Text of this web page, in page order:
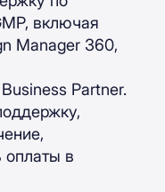
включая
Manager 360,
Partner.
оплаты в